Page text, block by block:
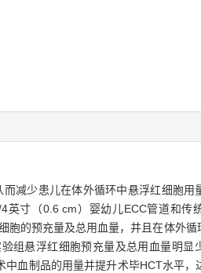
减少患儿在体外循环中悬浮红细胞用
寸（0.6 cm）婴幼儿ECC管道和传
的预充量及总用血量，并且在体外循
验组悬浮红细胞预充量及总用血量明显
血制品的用量并提升术毕HCT水平，